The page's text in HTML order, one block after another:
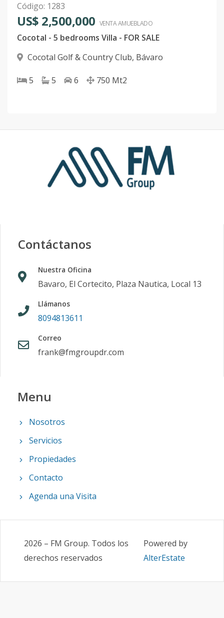
Código: 1283
US$ 2,500,000 VENTA AMUEBLADO
Cocotal - 5 bedrooms Villa - FOR SALE
Cocotal Golf & Country Club, Bávaro
5 5 6 750 Mt2
Contáctanos
Nuestra Oficina
Bavaro, El Cortecito, Plaza Nautica, Local 13
Llámanos
8094813611
Correo
frank@fmgroupdr.com
Menu
Nosotros
Servicios
Propiedades
Contacto
Agenda una Visita
2026 – FM Group. Todos los
derechos reservados
Powered by
AlterEstate